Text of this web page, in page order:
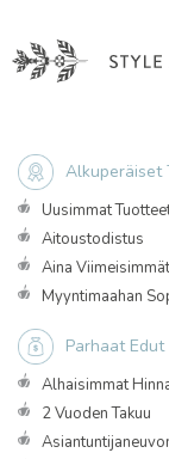
Alkuperäiset
Uusimmat
Aitoustodistus
Aina
Myyntimaahan
Parhaat Edut
Alhaisimmat
2 Vuoden Takuu